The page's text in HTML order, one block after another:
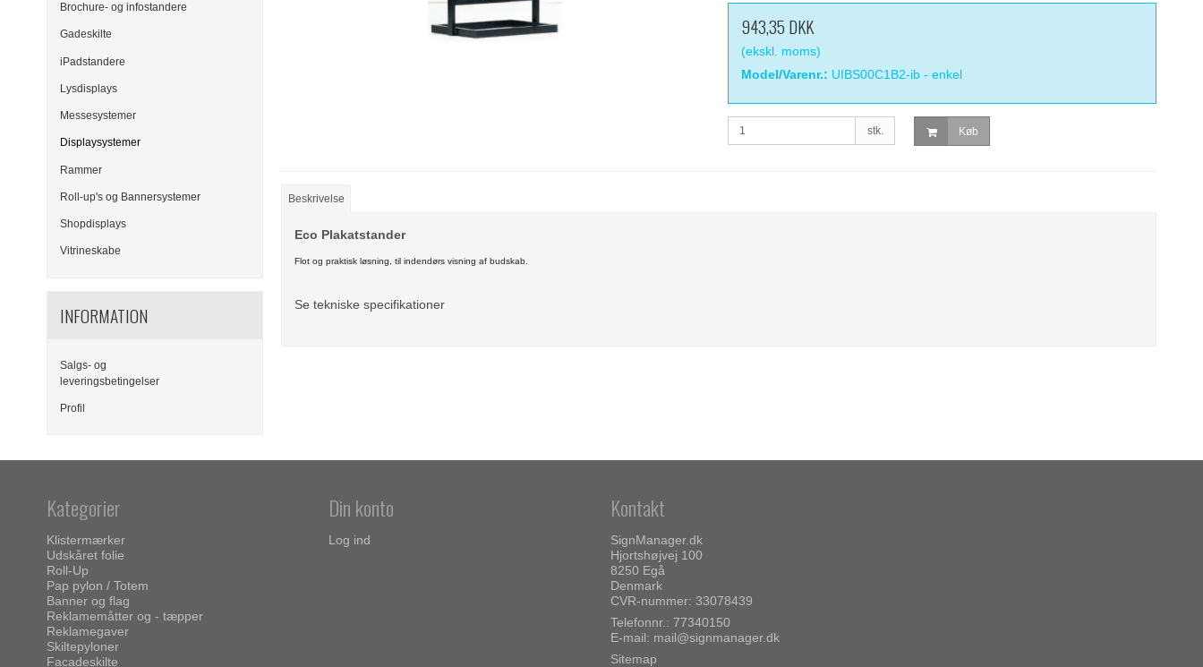
Brochure- og infostandere
Gadeskilte
iPadstandere
Lysdisplays
Messesystemer
Displaysystemer
Rammer
Roll-up's og Bannersystemer
Shopdisplays
Vitrineskabe
INFORMATION
Salgs- og
leveringsbetingelser
Profil
943,35 DKK
(ekskl. moms)
Model/Varenr.: UIBS00C1B2-ib - enkel
stk. Køb
Beskrivelse
Eco Plakatstander
Flot og praktisk løsning, til indendørs visning af budskab.
Se tekniske specifikationer
Kategorier
Klistermærker
Udskåret folie
Roll-Up
Pap pylon / Totem
Banner og flag
Reklamemåtter og - tæpper
Reklamegaver
Skiltepyloner
Facadeskilte
Din konto
Log ind
Kontakt
SignManager.dk
Hjortshøjvej 100
8250 Egå
Denmark
CVR-nummer: 33078439
Telefonnr.: 77340150
E-mail: mail@signmanager.dk
Sitemap